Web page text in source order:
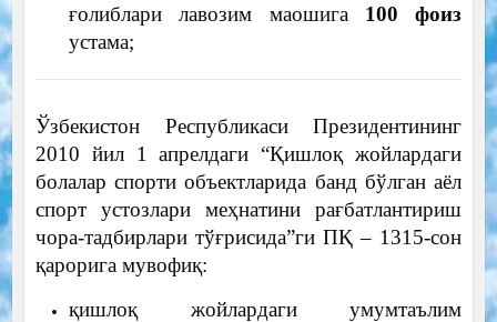
ғолиблари лавозим маошига 100 фоиз
устама;
Ўзбекистон Республикаси Президентининг
2010 йил 1 апрелдаги “Қишлоқ жойлардаги
болалар спорти объектларида банд бўлган аёл
спорт устозлари меҳнатини рағбатлантириш
чора-тадбирлари тўғрисида”ги ПҚ – 1315-сон
қарорига мувофиқ:
қишлоқ жойлардаги умумтаълим